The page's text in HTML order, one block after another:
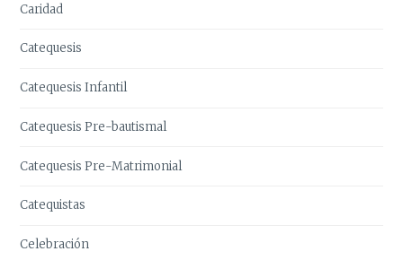
Caridad
Catequesis
Catequesis Infantil
Catequesis Pre-bautismal
Catequesis Pre-Matrimonial
Catequistas
Celebración